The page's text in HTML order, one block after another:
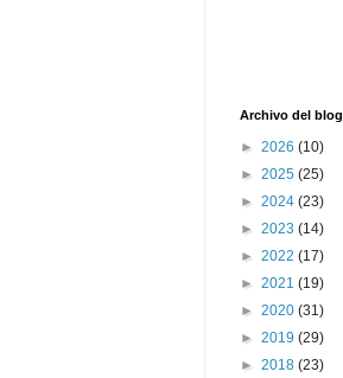
Archivo del blog
► 2026 (10)
► 2025 (25)
► 2024 (23)
► 2023 (14)
► 2022 (17)
► 2021 (19)
► 2020 (31)
► 2019 (29)
► 2018 (23)